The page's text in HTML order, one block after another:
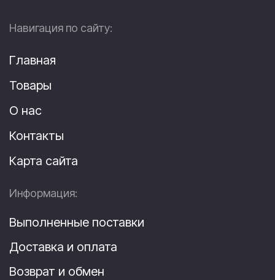
Навигация по сайту:
Главная
Товары
О нас
Контакты
Карта сайта
Информация:
Выполненные поставки
Доставка и оплата
Возврат и обмен